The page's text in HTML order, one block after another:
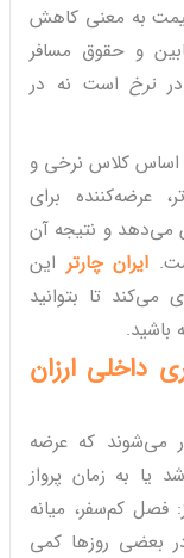
به معنی کاهش
و حقوق مسافر
نرخاست نه در
اساس کلاس نرخی و
عرضه‌کننده برای
می‌دهد و نتیجه آن
ایران چارتر این
می‌کند تا بتوانید
باشید.
داخلی ارزان
می‌شوند که عرضه
یا به زمان پرواز
فصل کم‌سفر، میانه
بعضی روزها کمی